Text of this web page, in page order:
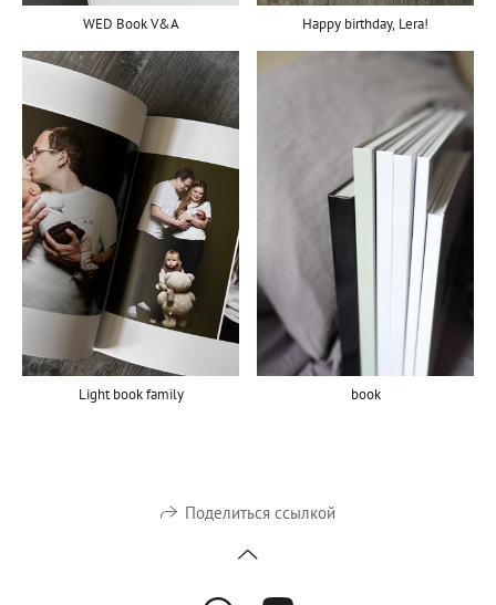
WED Book V&A Happy birthday, Lera!
Light book family book
Поделиться ссылкой